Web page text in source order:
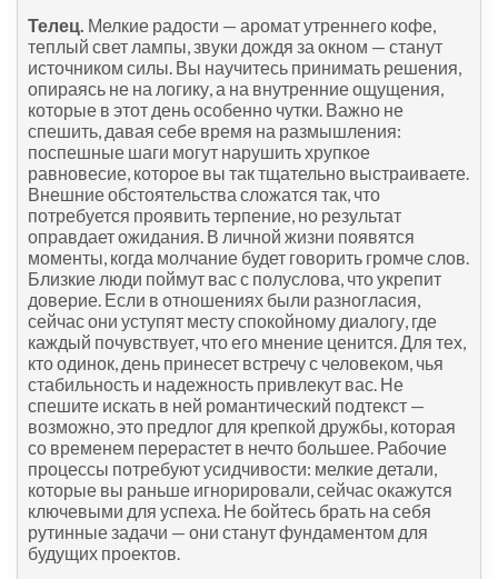
Телец. Мелкие радости — аромат утреннего кофе,
теплый свет лампы, звуки дождя за окном — станут
источником силы. Вы научитесь принимать решения,
опираясь не на логику, а на внутренние ощущения,
которые в этот день особенно чутки. Важно не
спешить, давая себе время на размышления:
поспешные шаги могут нарушить хрупкое
равновесие, которое вы так тщательно выстраиваете.
Внешние обстоятельства сложатся так, что
потребуется проявить терпение, но результат
оправдает ожидания. В личной жизни появятся
моменты, когда молчание будет говорить громче слов.
Близкие люди поймут вас с полуслова, что укрепит
доверие. Если в отношениях были разногласия,
сейчас они уступят месту спокойному диалогу, где
каждый почувствует, что его мнение ценится. Для тех,
кто одинок, день принесет встречу с человеком, чья
стабильность и надежность привлекут вас. Не
спешите искать в ней романтический подтекст —
возможно, это предлог для крепкой дружбы, которая
со временем перерастет в нечто большее. Рабочие
процессы потребуют усидчивости: мелкие детали,
которые вы раньше игнорировали, сейчас окажутся
ключевыми для успеха. Не бойтесь брать на себя
рутинные задачи — они станут фундаментом для
будущих проектов.